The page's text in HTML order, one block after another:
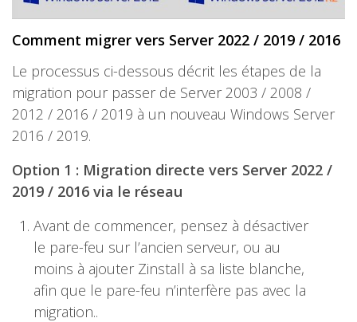
Comment migrer vers Server 2022 / 2019 / 2016
Le processus ci-dessous décrit les étapes de la
migration pour passer de Server 2003 / 2008 /
2012 / 2016 / 2019 à un nouveau Windows Server
2016 / 2019.
Option 1 : Migration directe vers Server 2022 /
2019 / 2016 via le réseau
Avant de commencer, pensez à désactiver
le pare-feu sur l’ancien serveur, ou au
moins à ajouter Zinstall à sa liste blanche,
afin que le pare-feu n’interfère pas avec la
migration..